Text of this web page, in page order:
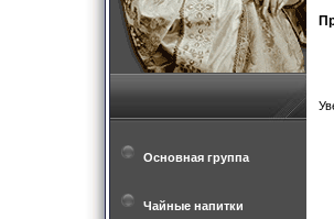
Основная группа
Чайные напитки